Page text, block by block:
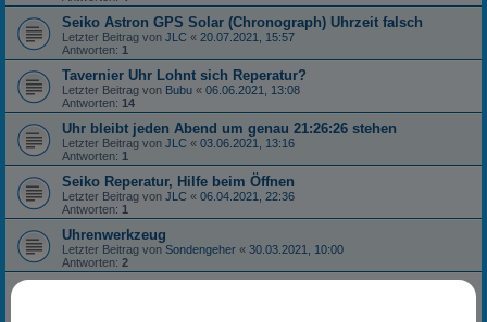
Seiko Astron GPS Solar (Chronograph) Uhrzeit falsch
Letzter Beitrag von JLC « 20.07.2021, 15:57
Antworten: 1
Tavernier Uhr Lohnt sich Reperatur?
Letzter Beitrag von Bubu « 06.06.2021, 13:08
Antworten: 14
Uhr bleibt jeden Abend um genau 21:26:26 stehen
Letzter Beitrag von JLC « 03.06.2021, 13:16
Antworten: 1
Seiko Reperatur, Hilfe beim Öffnen
Letzter Beitrag von JLC « 06.04.2021, 22:36
Antworten: 1
Uhrenwerkzeug
Letzter Beitrag von Sondengeher « 30.03.2021, 10:00
Antworten: 2